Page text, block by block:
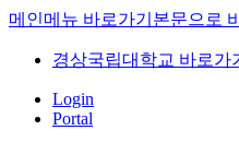
메인메뉴 바로가기 본문으로
경상국립대학교 바로가
Login
Portal